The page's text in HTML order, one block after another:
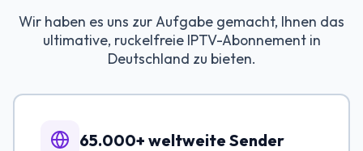
Wir haben es uns zur Aufgabe gemacht, Ihnen das
ultimative, ruckelfreie IPTV-Abonnement in
Deutschland zu bieten.
65.000+ weltweite Sender